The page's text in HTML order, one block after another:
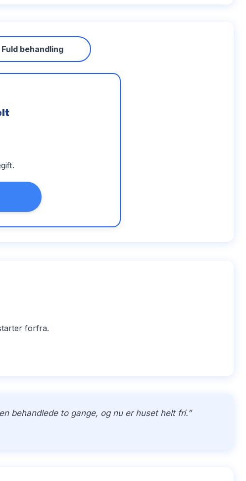
Fuld behandling
forfra.
behandlede to gange, og nu er huset helt fri.”